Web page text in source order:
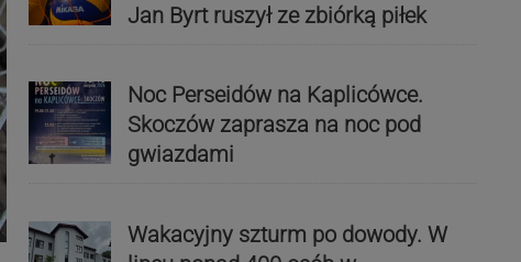
Jan Byrt ruszył ze zbiórką piłek
Noc Perseidów na Kaplicówce.
Skoczów zaprasza na noc pod
gwiazdami
Wakacyjny szturm po dowody. W